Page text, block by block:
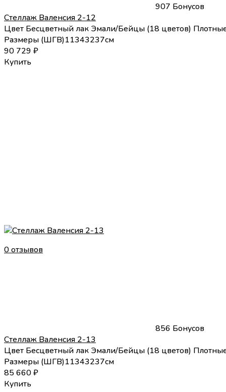
907 Бонусов
Стеллаж Валенсия 2-12
Цвет Бесцветный лак Эмали/Бейцы (18 цветов)
Размеры (ШГВ)11343237см
90 729 ₽
Купить
0 отзывов
856 Бонусов
Стеллаж Валенсия 2-13
Цвет Бесцветный лак Эмали/Бейцы (18 цветов)
Размеры (ШГВ)11343237см
85 660₽
Купить